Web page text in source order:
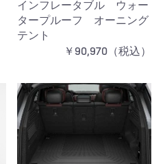
インフレータブル ウォー
タープルーフ オーニング
テント
￥90,970（税込）